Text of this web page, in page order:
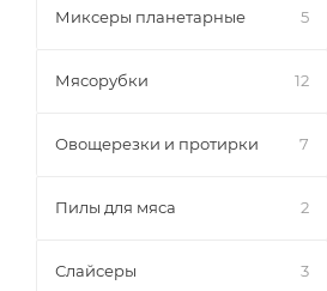
Миксеры планетарные 5
Мясорубки 12
Овощерезки и протирки 7
Пилы для мяса 2
Слайсеры 3